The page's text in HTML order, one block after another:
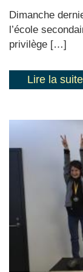
Dimanche
l’école
privilège […]
Lire la suite